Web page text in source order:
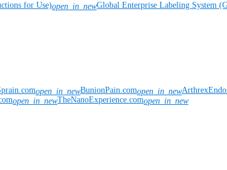
for Use)open_in_newGlobal Enterprise Labeling System
open_in_newBunionPain.comopen_in_new
open_in_newTheNanoExperience.comopen_in_new